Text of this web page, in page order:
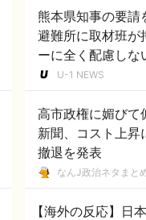
熊本県知事の要請
避難所に取材班が
ーに全く配慮し
U-1 NEWS
高市政権に媚びて
新聞、コスト上
撤退を発表
なんJ政治ネタまと
【海外の反応】日